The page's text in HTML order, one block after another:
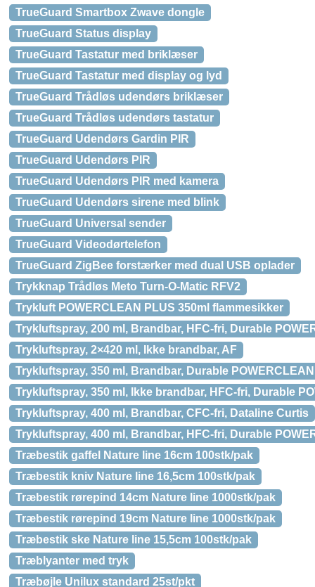
TrueGuard Smartbox Zwave dongle
TrueGuard Status display
TrueGuard Tastatur med briklæser
TrueGuard Tastatur med display og lyd
TrueGuard Trådløs udendørs briklæser
TrueGuard Trådløs udendørs tastatur
TrueGuard Udendørs Gardin PIR
TrueGuard Udendørs PIR
TrueGuard Udendørs PIR med kamera
TrueGuard Udendørs sirene med blink
TrueGuard Universal sender
TrueGuard Videodørtelefon
TrueGuard ZigBee forstærker med dual USB oplader
Trykknap Trådløs Meto Turn-O-Matic RFV2
Trykluft POWERCLEAN PLUS 350ml flammesikker
Trykluftspray, 200 ml, Brandbar, HFC-fri, Durable
Trykluftspray, 2×420 ml, Ikke brandbar, AF
Trykluftspray, 350 ml, Brandbar, Durable
Trykluftspray, 350 ml, Ikke brandbar, HFC-fri, Durable
Trykluftspray, 400 ml, Brandbar, CFC-fri, Dataline Curtis
Trykluftspray, 400 ml, Brandbar, HFC-fri, Durable
Træbestik gaffel Nature line 16cm 100stk/pak
Træbestik kniv Nature line 16,5cm 100stk/pak
Træbestik rørepind 14cm Nature line 1000stk/pak
Træbestik rørepind 19cm Nature line 1000stk/pak
Træbestik ske Nature line 15,5cm 100stk/pak
Træblyanter med tryk
Træbøjle Unilux standard 25st/pkt